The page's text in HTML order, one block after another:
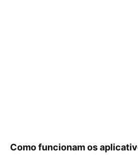
Como funcionam os